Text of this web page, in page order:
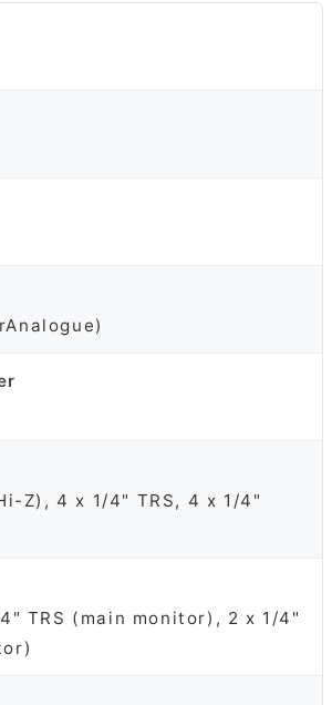
Z), 4 x 1/4" TRS, 4 x 1/4"
TRS (main monitor), 2 x 1/4"